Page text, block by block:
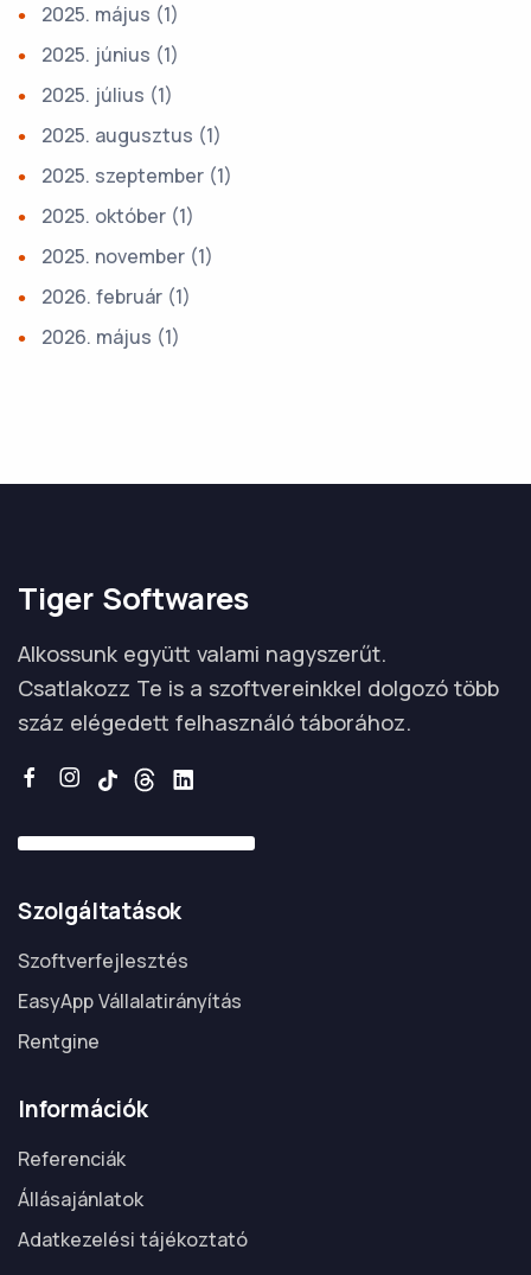
2025. május (1)
2025. június (1)
2025. július (1)
2025. augusztus (1)
2025. szeptember (1)
2025. október (1)
2025. november (1)
2026. február (1)
2026. május (1)
Tiger Softwares
Alkossunk együtt valami nagyszerűt.
Csatlakozz Te is a szoftvereinkkel dolgozó több
száz elégedett felhasználó táborához.
Szolgáltatások
Szoftverfejlesztés
EasyApp Vállalatirányítás
Rentgine
Információk
Referenciák
Állásajánlatok
Adatkezelési tájékoztató